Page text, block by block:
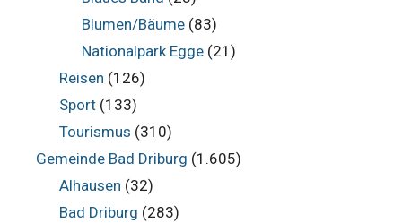
Blumen/Bäume (83)
Nationalpark Egge (21)
Reisen (126)
Sport(133)
Tourismus (310)
Gemeinde Bad Driburg (1.605)
Alhausen (32)
Bad Driburg (283)